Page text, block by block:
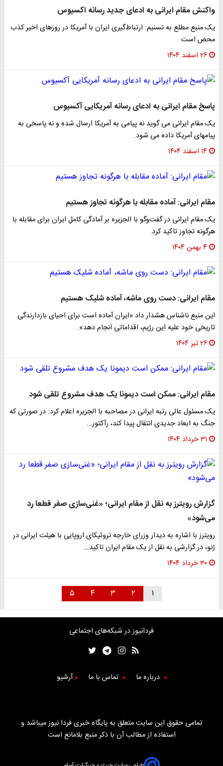
واکنش مقام ایرانی به ادعای جدید رسانه اکسیوس
یک منبع مطلع به تسنیم: ارتباط‌گیری ایران با آمریکا در روزهای اخیر کذب
محض است
۲۶ اسفند ۱۴۰۴
پاسخ مقام ایرانی به ادعای رسانه آمریکایی آکسیوس
یک مقام ایرانی می گوید نه پیامی به آمریکا ارسال شده و نه پاسخی به
پیامهای آمریکا داده می شود.
۱۴ اسفند ۱۴۰۴
مقام ایرانی: آماده مقابله با هرگونه تجاوز هستیم
یک مقام ایرانی در گفت‌وگو با الجزیره بر آمادگی کامل ایران برای مقابله با
هرگونه تجاوز تاکید کرد.
۴ بهمن ۱۴۰۴
مقام ایرانی: دست‌ روی ماشه، آماده شلیک هستیم
این منبع ناشناس هشدار داد «ایران آماده است برای احیای بازدارندگی
تاریخی خود علیه این رژیم، اقداماتی انجام دهد».
۲۶ تیر ۱۴۰۴
مقام ایرانی: ممکن است دیمونا یک هدف مشروع تلقی شود
یک مسئول عالی رتبه ایرانی در مصاحبه با الجزیره اعلام کرد: در صورتی که
جنگ به ابعاد جدیدی انتقال پیدا کند، رآکتور…
۳۱ خرداد ۱۴۰۴
گزارش رویترز به نقل از مقام ایرانی؛ «غنی‌سازی صفر قطعا رد
می‌شود»
رویترز با اشاره به دیدار وزرای خارجه تروئیکای اروپایی با هیئت ایرانی در
ژنو، در گزارشی به نقل از یک مقام ایران تاکید…
۳۰ خرداد ۱۴۰۴
۱ ۲ ۳ ۴ ۵
فردانیوز در شبکه‌های اجتماعی
درباره ما تماس با ما آرشیو
تمامی حقوق این سایت متعلق به پایگاه خبری فردا نیوز میباشد و
استفاده از مطالب آن با ذکر منبع بلامانع است